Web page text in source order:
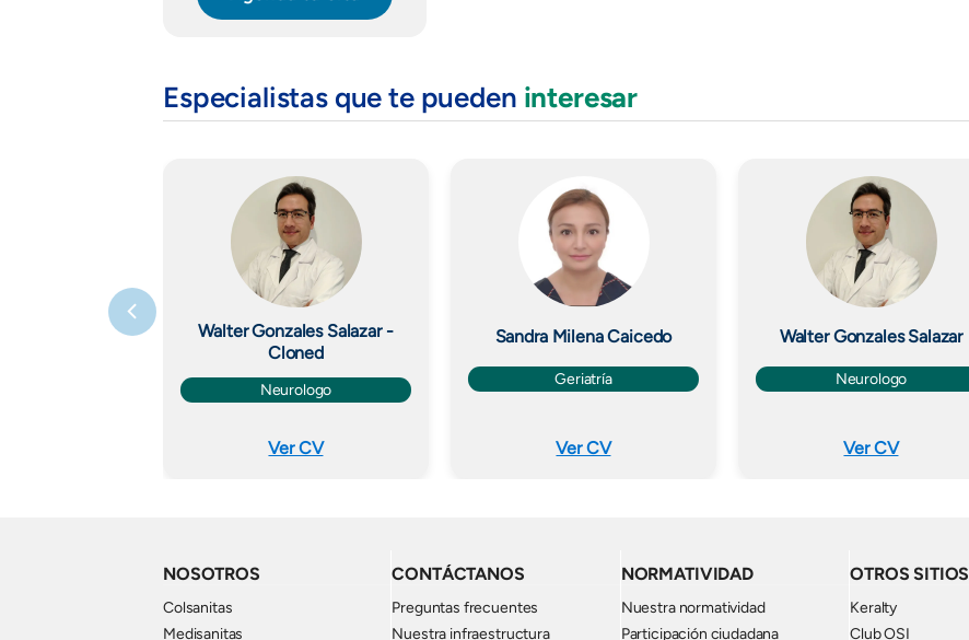
Especialistas que te pueden interesar
Imagen
Walter Gonzales Salazar -
Cloned
Neurologo
Ver CV
Imagen
Sandra Milena Caicedo
Geriatría
Ver CV
Imagen
Walter Gonzales Salazar
Neurologo
Ver CV
NOSOTROS
Colsanitas
Medisanitas
CONTÁCTANOS
Preguntas frecuentes
Nuestra infraestructura
NORMATIVIDAD
Nuestra normatividad
Participación ciudadana
OTROS SITIOS
Keralty
Club OSI